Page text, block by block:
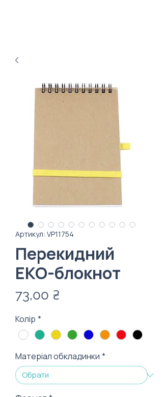
Артикул: VP11754
Перекидний
ЕКО-блокнот
73,00 ₴
Колір *
Матеріал обкладинки *